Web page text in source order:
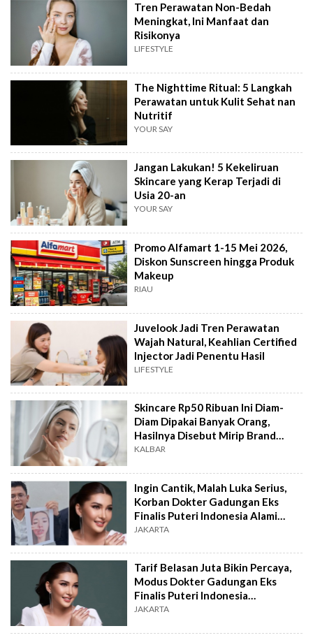
Tren Perawatan Non-Bedah
Meningkat, Ini Manfaat dan
Risikonya
LIFESTYLE
The Nighttime Ritual: 5 Langkah
Perawatan untuk Kulit Sehat nan
Nutritif
YOUR SAY
Jangan Lakukan! 5 Kekeliruan
Skincare yang Kerap Terjadi di
Usia 20-an
YOUR SAY
Promo Alfamart 1-15 Mei 2026,
Diskon Sunscreen hingga Produk
Makeup
RIAU
Juvelook Jadi Tren Perawatan
Wajah Natural, Keahlian Certified
Injector Jadi Penentu Hasil
LIFESTYLE
Skincare Rp50 Ribuan Ini Diam-
Diam Dipakai Banyak Orang,
Hasilnya Disebut Mirip Brand
Jutaan
KALBAR
Ingin Cantik, Malah Luka Serius,
Korban Dokter Gadungan Eks
Finalis Puteri Indonesia Alami
Trauma
JAKARTA
Tarif Belasan Juta Bikin Percaya,
Modus Dokter Gadungan Eks
Finalis Puteri Indonesia
Terbongkar
JAKARTA